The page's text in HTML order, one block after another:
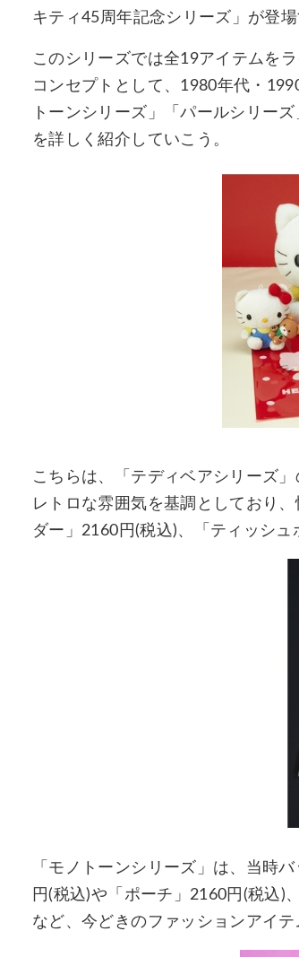
キティ45周年記念シリーズ」が登場
このシリーズでは全19アイテムを
コンセプトとして、1980年代・
トーンシリーズ」「パールシリー
を詳しく紹介していこう。
こちらは、「テディベアシリーズ
レトロな雰囲気を基調としており
ダー」2160円(税込)、「ティッシュ
「モノトーンシリーズ」は、当時
円(税込)や「ポーチ」2160円(税込)
など、今どきのファッションアイテ